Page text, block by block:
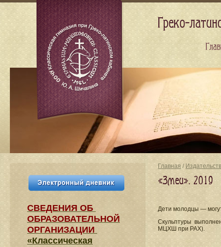
Главная /
«Змеи». 2019
Дети молодцы — могут
Скульптуры
МЦХШ при РАХ).
СВЕДЕНИЯ​ ОБ
ОБРАЗОВАТЕЛЬНОЙ
ОРГАНИЗАЦИИ
«Классическая
Греко-